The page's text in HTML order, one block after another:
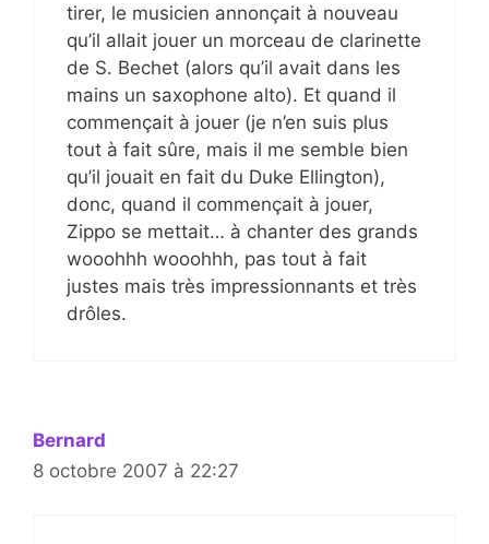
tirer, le musicien annonçait à nouveau
qu’il allait jouer un morceau de clarinette
de S. Bechet (alors qu’il avait dans les
mains un saxophone alto). Et quand il
commençait à jouer (je n’en suis plus
tout à fait sûre, mais il me semble bien
qu’il jouait en fait du Duke Ellington),
donc, quand il commençait à jouer,
Zippo se mettait… à chanter des grands
wooohhh wooohhh, pas tout à fait
justes mais très impressionnants et très
drôles.
Bernard
8 octobre 2007 à 22:27